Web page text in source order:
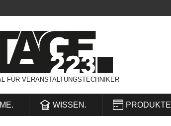
FÜR VERANSTALTUNGSTECHNIKER
WISSEN.